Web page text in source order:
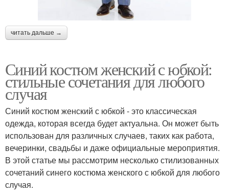
читать дальше →
Синий костюм женский с юбкой:
стильные сочетания для любого
случая
Синий костюм женский с юбкой - это классическая
одежда, которая всегда будет актуальна. Он может быть
использован для различных случаев, таких как работа,
вечеринки, свадьбы и даже официальные мероприятия.
В этой статье мы рассмотрим несколько стилизованных
сочетаний синего костюма женского с юбкой для любого
случая.